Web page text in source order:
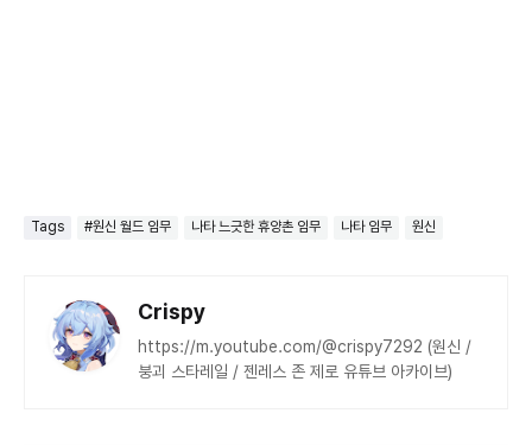
Tags #원신 월드 임무 나타 느긋한 휴양촌 임무 나타 임무 원신
Crispy
https://m.youtube.com/@crispy7292 (원신 /
붕괴 스타레일 / 젠레스 존 제로 유튜브 아카이브)